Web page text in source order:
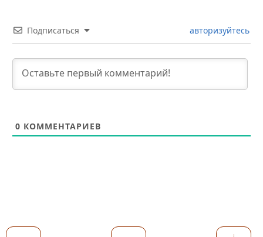
Подписаться авторизуйтесь
0 КОММЕНТАРИЕВ